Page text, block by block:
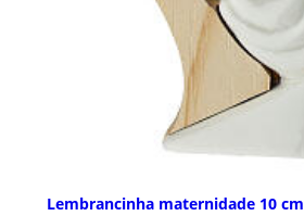
Lembrancinha maternidade 10 cm